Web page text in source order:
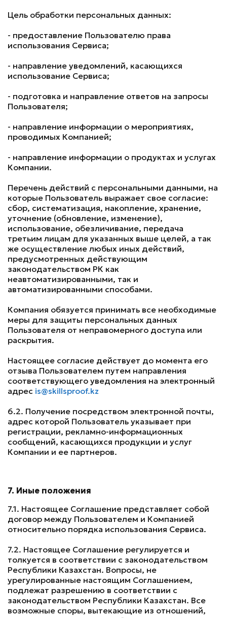
Цель обработки персональных данных:
- предоставление Пользователю права
использования Сервиса;
- направление уведомлений, касающихся
использование Сервиса;
- подготовка и направление ответов на запросы
Пользователя;
- направление информации о мероприятиях,
проводимых Компанией;
- направление информации о продуктах и услугах
Компании.
Перечень действий с персональными данными, на
которые Пользователь выражает свое согласие:
сбор, систематизация, накопление, хранение,
уточнение (обновление, изменение),
использование, обезличивание, передача
третьим лицам для указанных выше целей, а так
же осуществление любых иных действий,
предусмотренных действующим
законодательством РК как
неавтоматизированными, так и
автоматизированными способами.
Компания обязуется принимать все необходимые
меры для защиты персональных данных
Пользователя от неправомерного доступа или
раскрытия.
Настоящее согласие действует до момента его
отзыва Пользователем путем направления
соответствующего уведомления на электронный
адрес is@skillsproof.kz
6.2. Получение посредством электронной почты,
адрес которой Пользователь указывает при
регистрации, рекламно-информационных
сообщений, касающихся продукции и услуг
Компании и ее партнеров.
7. Иные положения
7.1. Настоящее Соглашение представляет собой
договор между Пользователем и Компанией
относительно порядка использования Сервиса.
7.2. Настоящее Соглашение регулируется и
толкуется в соответствии с законодательством
Республики Казахстан. Вопросы, не
урегулированные настоящим Соглашением,
подлежат разрешению в соответствии с
законодательством Республики Казахстан. Все
возможные споры, вытекающие из отношений,